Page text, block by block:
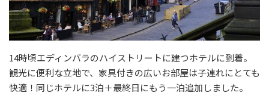
14時頃エディンバラのハイストリートに建つホテルに到着。
観光に便利な立地で、家具付きの広いお部屋は子連れにとても
快適！同じホテルに3泊＋最終日にもう一泊追加しました。